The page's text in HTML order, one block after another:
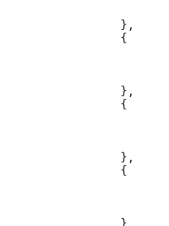
		},
		{
		},
		{
		},
		{